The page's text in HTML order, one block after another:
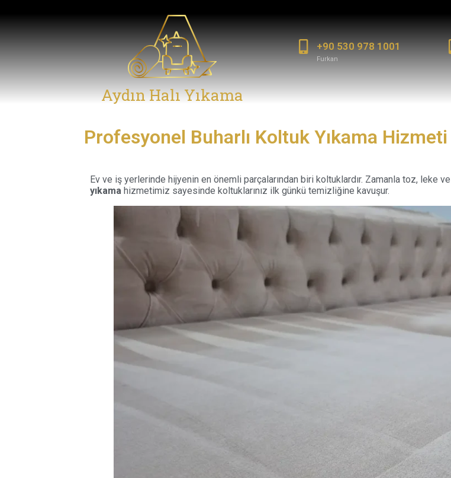
Aydın Halı Yıkama
+90 530 978 1001
Furkan
Profesyonel Buharlı Koltuk Yıkama Hizmeti
Ev ve iş yerlerinde hijyenin en önemli parçalarından biri koltuklardır. Zamanla toz, leke
yıkama hizmetimiz sayesinde koltuklarınız ilk günkü temizliğine kavuşur.